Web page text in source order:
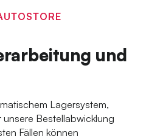
und
Lagersystem,
Bestellabwicklung
Fällen können